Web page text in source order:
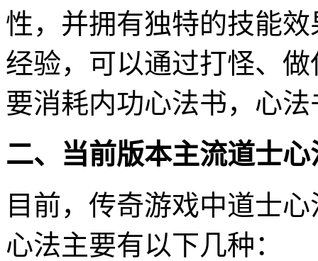
性，并拥有独特的技能
经验，可以通过打怪、
要消耗内功心法书，心
二、当前版本主流道士心
目前，传奇游戏中道士
心法主要有以下几种：